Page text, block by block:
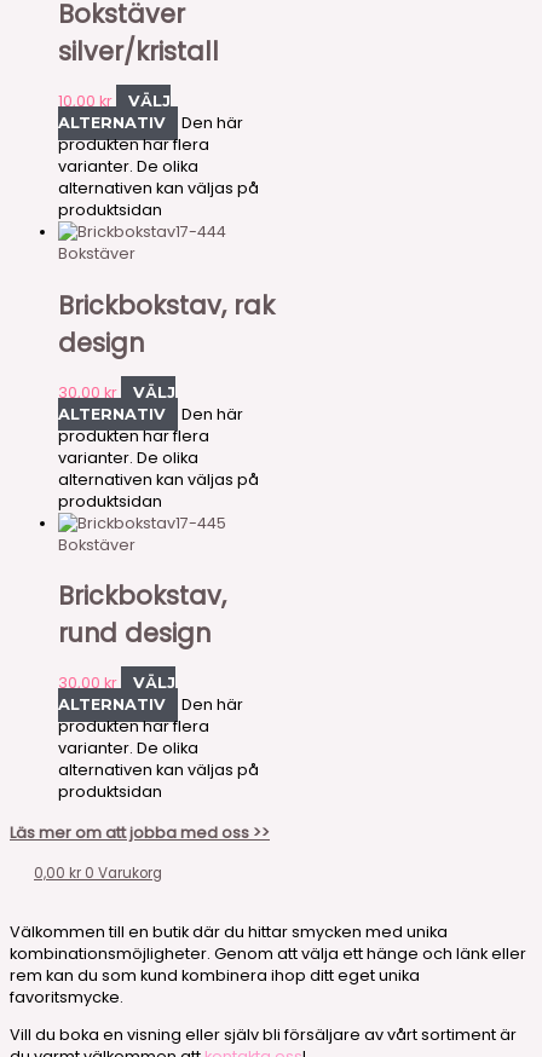
Bokstäver
silver/kristall
10,00kr
VÄLJ
ALTERNATIV
Den här
produkten har flera
varianter. De olika
alternativen kan väljas på
produktsidan
17-444
Bokstäver
Brickbokstav, rak
design
30,00 kr
VÄLJ
ALTERNATIV
Den här
produkten har flera
varianter. De olika
alternativen kan väljas på
produktsidan
17-445
Bokstäver
Brickbokstav,
rund design
30,00 kr
VÄLJ
ALTERNATIV
Den här
produkten har flera
varianter. De olika
alternativen kan väljas på
produktsidan
Läs mer om att jobba med oss >>
0,00 kr 0 Varukorg
Välkommen till en butik där du hittar smycken med unika
kombinationsmöjligheter. Genom att välja ett hänge och länk eller
rem kan du som kund kombinera ihop ditt eget unika
favoritsmycke.
Vill du boka en visning eller själv bli försäljare av vårt sortiment är